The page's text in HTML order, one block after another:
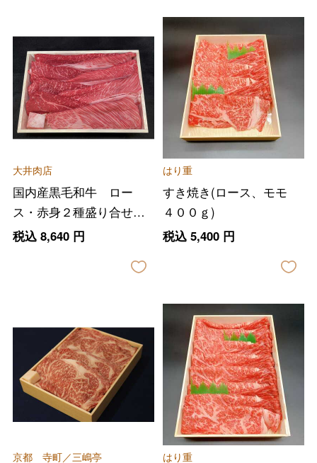
大井肉店
国内産黒毛和牛 ロー
ス・赤身２種盛り合せす
き焼き
税込 8,640円
はり重
すき焼き(ロース、モモ
４００ｇ)
税込 5,400円
京都 寺町／三嶋亭 はり重